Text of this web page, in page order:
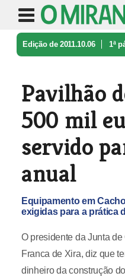
Edição de 2011.10.06 1ª
Pavilhão
500 mil
servido
anual
Equipamento em
exigidas para a prática
O presidente da Junta
Franca de Xira, diz que
dinheiro da construção